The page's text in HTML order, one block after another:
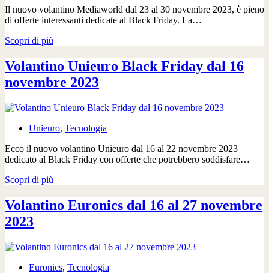
Il nuovo volantino Mediaworld dal 23 al 30 novembre 2023, è pieno
di offerte interessanti dedicate al Black Friday. La…
Scopri di più
Black
Friday
dal
novembre
2023
Volantino Unieuro Black Friday dal 16
novembre 2023
Unieuro, Tecnologia
Ecco il nuovo volantino Unieuro dal 16 al 22 novembre 2023
dedicato al Black Friday con offerte che potrebbero soddisfare…
Scopri di più
Black
Friday
novembre
2023
Volantino Euronics dal 16 al 27 novembre
2023
Euronics, Tecnologia